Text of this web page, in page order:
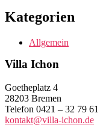
Kategorien
Allgemein
Villa Ichon
Goetheplatz 4
28203 Bremen
Telefon 0421 – 32 79 61
kontakt@villa-ichon.de